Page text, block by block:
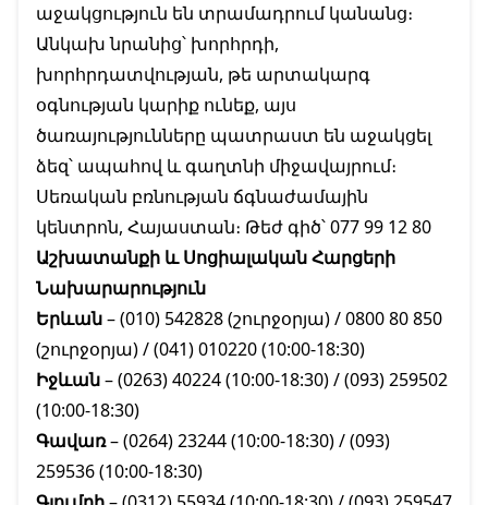
աջակցություն են տրամադրում կանանց։
Անկախ նրանից՝ խորհրդի,
խորհրդատվության, թե արտակարգ
օգնության կարիք ունեք, այս
ծառայությունները պատրաստ են աջակցել
ձեզ՝ ապահով և գաղտնի միջավայրում։
Սեռական բռնության ճգնաժամային
կենտրոն, Հայաստան։ Թեժ գիծ՝ 077 99 12 80
Աշխատանքի և Սոցիալական Հարցերի
Նախարարություն
Երևան– (010) 542828 (շուրջօրյա) / 0800 80 850
(շուրջօրյա) / (041) 010220 (10:00‐18:30)
Իջևան– (0263) 40224 (10:00‐18:30) / (093) 259502
(10:00‐18:30)
Գավառ– (0264) 23244 (10:00‐18:30) / (093)
259536 (10:00‐18:30)